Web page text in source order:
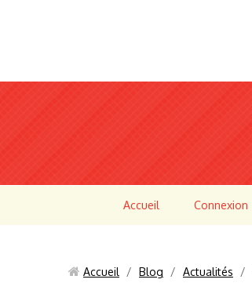
Accueil Connexion
Accueil / Blog / Actualités /